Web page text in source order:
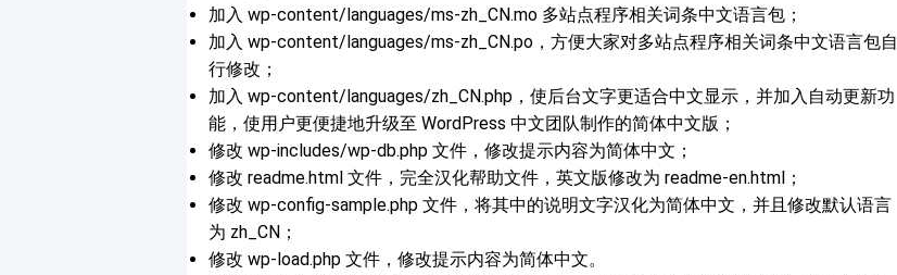
加入 wp-content/languages/ms-zh_CN.mo 多站点程序相关词条中文语言包；
加入 wp-content/languages/ms-zh_CN.po，方便大家对多站点程序相关词条中文语言包自
行修改；
加入 wp-content/languages/zh_CN.php，使后台文字更适合中文显示，并加入自动更新功
能，使用户更便捷地升级至 WordPress 中文团队制作的简体中文版；
修改 wp-includes/wp-db.php 文件，修改提示内容为简体中文；
修改 readme.html 文件，完全汉化帮助文件，英文版修改为 readme-en.html；
修改 wp-config-sample.php 文件，将其中的说明文字汉化为简体中文，并且修改默认语言
为 zh_CN；
修改 wp-load.php 文件，修改提示内容为简体中文。